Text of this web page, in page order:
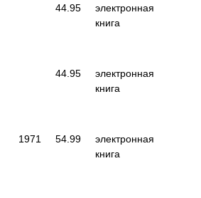
44.95
электронная
книга
44.95
электронная
книга
1971 54.99
электронная
книга